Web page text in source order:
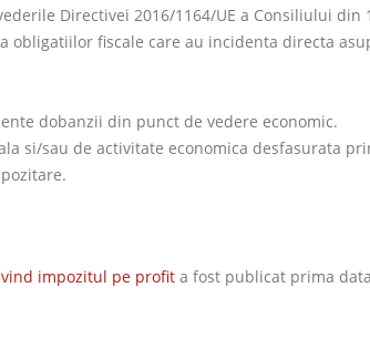
Directivei 2016/1164/UE a Consiliului din
obligatiilor fiscale care au incidenta directa
dobanzii din punct de vedere economic.
si/sau de activitate economica desfasurata
impozitul pe profit a fost publicat prima